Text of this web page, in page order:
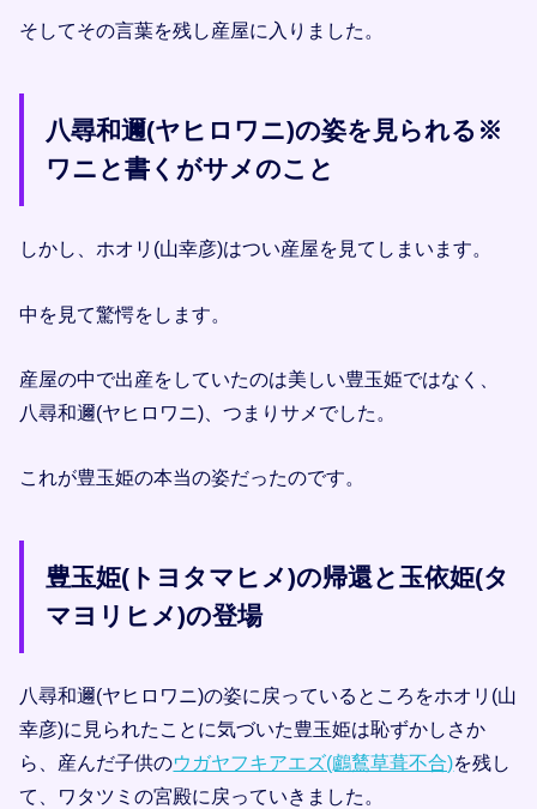
そしてその言葉を残し産屋に入りました。
八尋和邇(ヤヒロワニ)の姿を見られる※
ワニと書くがサメのこと
しかし、ホオリ(山幸彦)はつい産屋を見てしまいます。
中を見て驚愕をします。
産屋の中で出産をしていたのは美しい豊玉姫ではなく、
八尋和邇(ヤヒロワニ)、つまりサメでした。
これが豊玉姫の本当の姿だったのです。
豊玉姫(トヨタマヒメ)の帰還と玉依姫(タ
マヨリヒメ)の登場
八尋和邇(ヤヒロワニ)の姿に戻っているところをホオリ(山
幸彦)に見られたことに気づいた豊玉姫は恥ずかしさか
ら、産んだ子供のウガヤフキアエズ(鸕鶿草葺不合)を残し
て、ワタツミの宮殿に戻っていきました。